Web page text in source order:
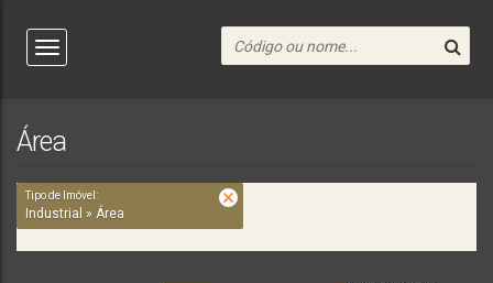
Área
Tipo de Imóvel:
Industrial » Área